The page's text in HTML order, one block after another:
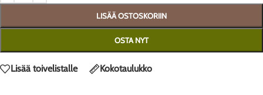
LISÄÄ OSTOSKORIIN
OSTA NYT
Lisää toivelistalle Kokotaulukko